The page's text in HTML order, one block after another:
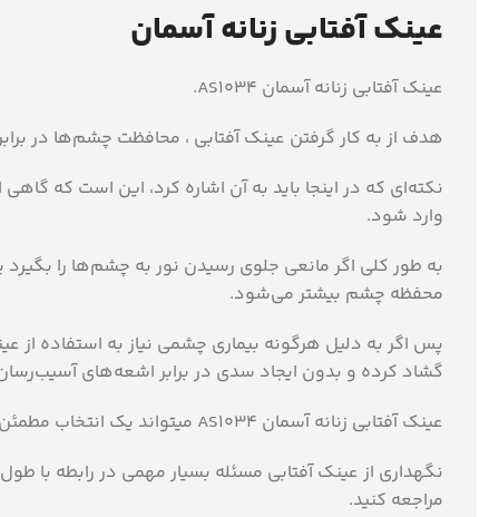
عینک آفتابی زنانه آسمان
عینک آفتابی زنانه آسمان AS1034.
هدف از به كار گرفتن عینک آفتابی ، محافظت چشم‌ها در
نكته‌ای‌ كه در اینجا باید به آن اشاره كرد، این است كه
وارد شود‏‏‏.‏‏‏
به طور كلی اگر مانعی جلوی رسیدن نور به چشم‌ها را
محفظه چشم بیشتر می‌شود‏‏‏.‏‏‏
پس اگر به دلیل هرگونه بیماری چشمی نیاز به استفاده از
گشاد كرده و بدون ایجاد سدی در برابر اشعه‌های
عینک آفتابی زنانه آسمان AS1034 میتواند یک انتخاب مطمئن برای شما باشد.
نگهداری از عینک آفتابی مسئله بسیار مهمی در رابطه با
مراجعه کنید.